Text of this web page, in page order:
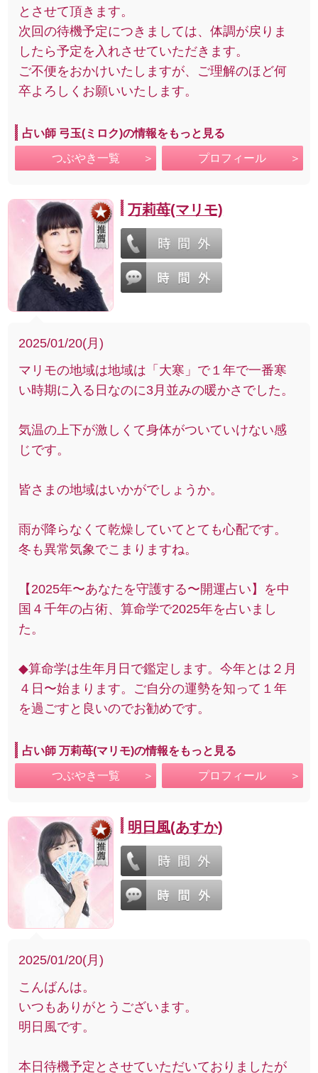
とさせて頂きます。
次回の待機予定につきましては、体調が戻りま
したら予定を入れさせていただきます。
ご不便をおかけいたしますが、ご理解のほど何
卒よろしくお願いいたします。
占い師 弓玉(ミロク)の情報をもっと見る
つぶやき一覧 プロフィール
万莉苺(マリモ)
2025/01/20(月)
マリモの地域は地域は「大寒」で１年で一番寒
い時期に入る日なのに3月並みの暖かさでした。
気温の上下が激しくて身体がついていけない感
じです。
皆さまの地域はいかがでしょうか。
雨が降らなくて乾燥していてとても心配です。
冬も異常気象でこまりますね。
【2025年〜あなたを守護する〜開運占い】を中
国４千年の占術、算命学で2025年を占いまし
た。
◆算命学は生年月日で鑑定します。今年とは２月
４日〜始まります。ご自分の運勢を知って１年
を過ごすと良いのでお勧めです。
占い師 万莉苺(マリモ)の情報をもっと見る
つぶやき一覧 プロフィール
明日風(あすか)
2025/01/20(月)
こんばんは。
いつもありがとうございます。
明日風です。
本日待機予定とさせていただいておりましたが